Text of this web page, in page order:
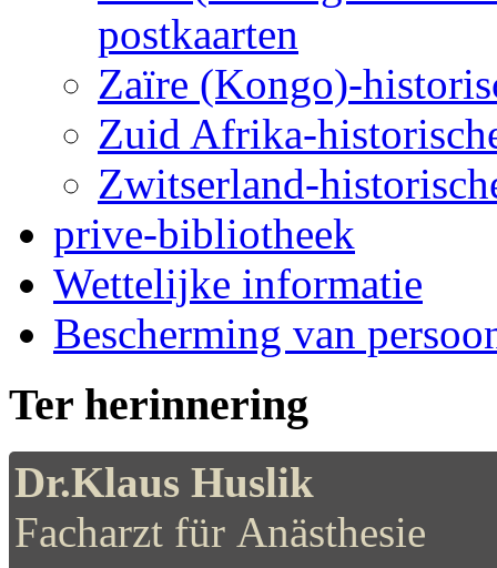
postkaarten
Zaïre (Kongo)-
Zuid Afrika-
Zwitserland-
prive-bibliotheek
Wettelijke informatie
Bescherming van
Ter herinnering
Dr.Klaus Huslik
Facharzt für Anästhesie